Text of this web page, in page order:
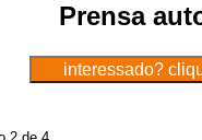
Prensa